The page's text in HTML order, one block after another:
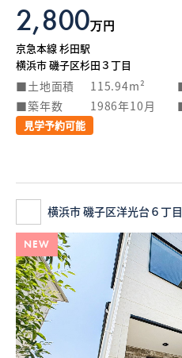
2,800万円
京急本線 杉田駅
横浜市 磯子区杉田３丁目
土地面積 115.94m²
築年数
1986年10月
見学予約可能
横浜市 磯子区洋光台６丁目
NEW